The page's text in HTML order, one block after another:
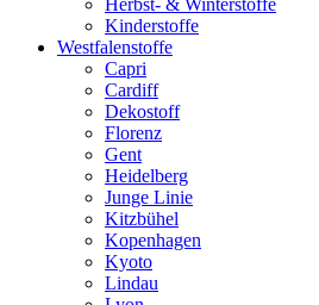
Herbst- & Winterstoffe
Kinderstoffe
Westfalenstoffe
Capri
Cardiff
Dekostoff
Florenz
Gent
Heidelberg
Junge Linie
Kitzbühel
Kopenhagen
Kyoto
Lindau